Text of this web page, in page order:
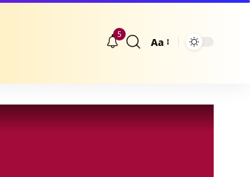
5
Größenänderung
Aa